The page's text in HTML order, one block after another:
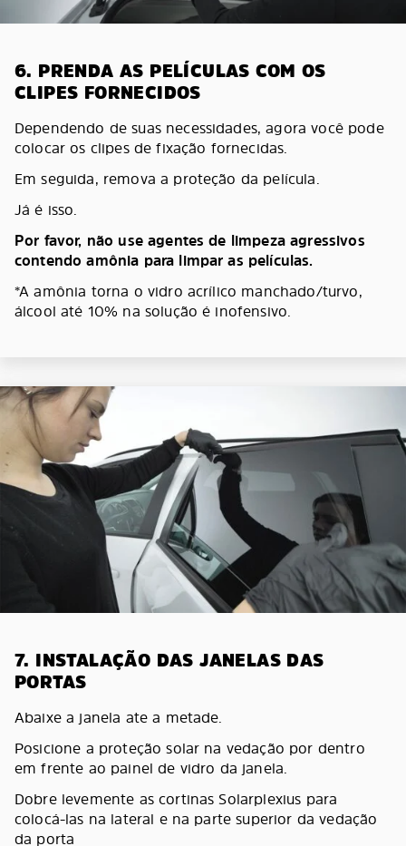
6. PRENDA AS PELÍCULAS COM OS
CLIPES FORNECIDOS
Dependendo de suas necessidades, agora você pode
colocar os clipes de fixação fornecidas.
Em seguida, remova a proteção da película.
Já é isso.
Por favor, não use agentes de limpeza agressivos
contendo amônia para limpar as películas.
*A amônia torna o vidro acrílico manchado/turvo,
álcool até 10% na solução é inofensivo.
7. INSTALAÇÃO DAS JANELAS DAS
PORTAS
Abaixe a janela ate a metade.
Posicione a proteção solar na vedação por dentro
em frente ao painel de vidro da janela.
Dobre levemente as cortinas Solarplexius para
colocá-las na lateral e na parte superior da vedação
da porta